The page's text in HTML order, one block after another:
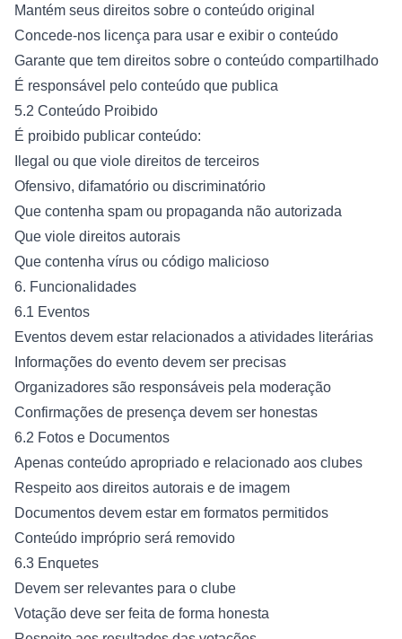
Mantém seus direitos sobre o conteúdo original
Concede-nos licença para usar e exibir o conteúdo
Garante que tem direitos sobre o conteúdo compartilhado
É responsável pelo conteúdo que publica
5.2 Conteúdo Proibido
É proibido publicar conteúdo:
Ilegal ou que viole direitos de terceiros
Ofensivo, difamatório ou discriminatório
Que contenha spam ou propaganda não autorizada
Que viole direitos autorais
Que contenha vírus ou código malicioso
6. Funcionalidades
6.1 Eventos
Eventos devem estar relacionados a atividades literárias
Informações do evento devem ser precisas
Organizadores são responsáveis pela moderação
Confirmações de presença devem ser honestas
6.2 Fotos e Documentos
Apenas conteúdo apropriado e relacionado aos clubes
Respeito aos direitos autorais e de imagem
Documentos devem estar em formatos permitidos
Conteúdo impróprio será removido
6.3 Enquetes
Devem ser relevantes para o clube
Votação deve ser feita de forma honesta